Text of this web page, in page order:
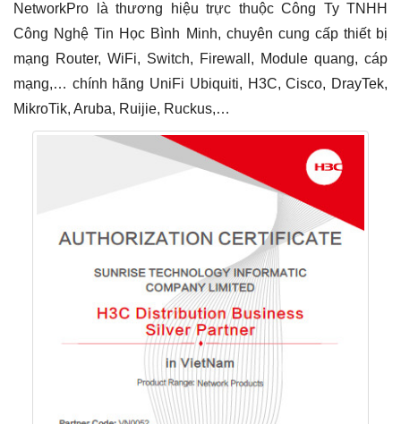
NetworkPro là thương hiệu trực thuộc Công Ty TNHH
Công Nghệ Tin Học Bình Minh, chuyên cung cấp thiết bị
mạng Router, WiFi, Switch, Firewall, Module quang, cáp
mạng,… chính hãng UniFi Ubiquiti, H3C, Cisco, DrayTek,
MikroTik, Aruba, Ruijie, Ruckus,…